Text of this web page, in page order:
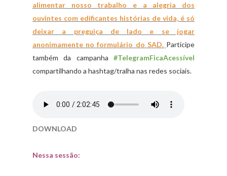
alimentar nosso trabalho e a alegria dos
ouvintes com edificantes histórias de vida, é só
deixar a preguiça de lado e se jogar
anonimamente no formulário do SAD. Participe
também da campanha #TelegramFicaAcessível
compartilhando a hashtag/tralha nas redes sociais.
DOWNLOAD
Nessa sessão: